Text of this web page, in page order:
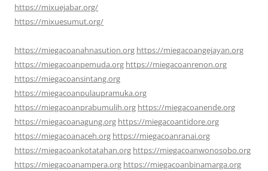
https://mixuejabar.org/
https://mixuesumut.org/
https://miegacoanahnasution.org https://miegacoangejayan.org
https://miegacoanpemuda.org https://miegacoanrenon.org
https://miegacoansintang.org
https://miegacoanpulaupramuka.org
https://miegacoanprabumulih.org https://miegacoanende.org
https://miegacoanagung.org https://miegacoantidore.org
https://miegacoanaceh.org https://miegacoanranai.org
https://miegacoankotatahan.org https://miegacoanwonosobo.org
https://miegacoanampera.org https://miegacoanbinamarga.org